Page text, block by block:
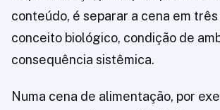
conteúdo, é separar a cena em três
conceito biológico, condição de
consequência sistêmica.
Numa cena de alimentação, por